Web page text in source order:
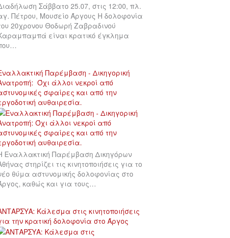
Σάββατο 25.07, στις 12:00, πλ.
Πέτρου, Μουσείο Άργους Η δολοφονία
20χρονου Θοδωρή Ζαβραδινού
είναι κρατικό έγκλημα
Παρέμβαση - Δικηγορική
Όχι άλλοι νεκροί από
σφαίρες και από την
αυθαιρεσία.
Εναλλακτική Παρέμβαση Δικηγόρων
στηρίζει τις κινητοποιήσεις για το
θύμα αστυνομικής δολοφονίας στο
καθώς και για τους…
Κάλεσμα στις κινητοποιήσεις
την κρατική δολοφονία στο Άργος